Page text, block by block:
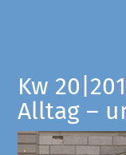
Kw
Alltag –